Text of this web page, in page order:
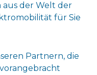
der Welt der
für Sie
Partnern, die